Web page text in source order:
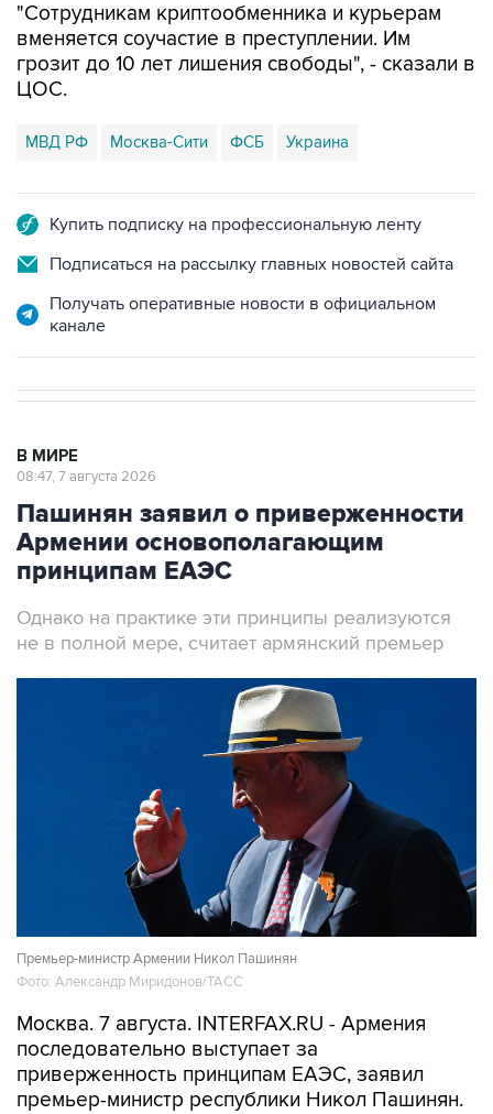
"Сотрудникам криптообменника и курьерам
вменяется соучастие в преступлении. Им
грозит до 10 лет лишения свободы", - сказали в
ЦОС.
МВД РФ Москва-Сити ФСБ Украина
Купить подписку на профессиональную ленту
Подписаться на рассылку главных новостей сайта
Получать оперативные новости в официальном
канале
В МИРЕ
08:47, 7 августа 2026
Пашинян заявил о приверженности
Армении основополагающим
принципам ЕАЭС
Однако на практике эти принципы реализуются
не в полной мере, считает армянский премьер
Премьер-министр Армении Никол Пашинян
Фото: Александр Миридонов/ТАСС
Москва. 7 августа. INTERFAX.RU - Армения
последовательно выступает за
приверженность принципам ЕАЭС, заявил
премьер-министр республики Никол Пашинян.